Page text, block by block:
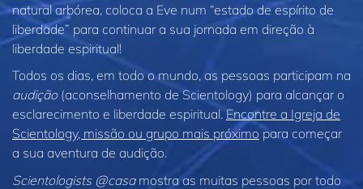
natural arbórea, coloca a Eve num “estado de espírito de
liberdade” para continuar a sua jornada em direção à
liberdade espiritual!
Todos os dias, em todo o mundo, as pessoas participam na
audição(aconselhamento de Scientology) para alcançar o
esclarecimento e liberdade espiritual. Encontre a Igreja de
Scientology, missão ou grupo mais próximo para começar
a sua aventura de audição.
Scientologists @casamostra as muitas pessoas por todo